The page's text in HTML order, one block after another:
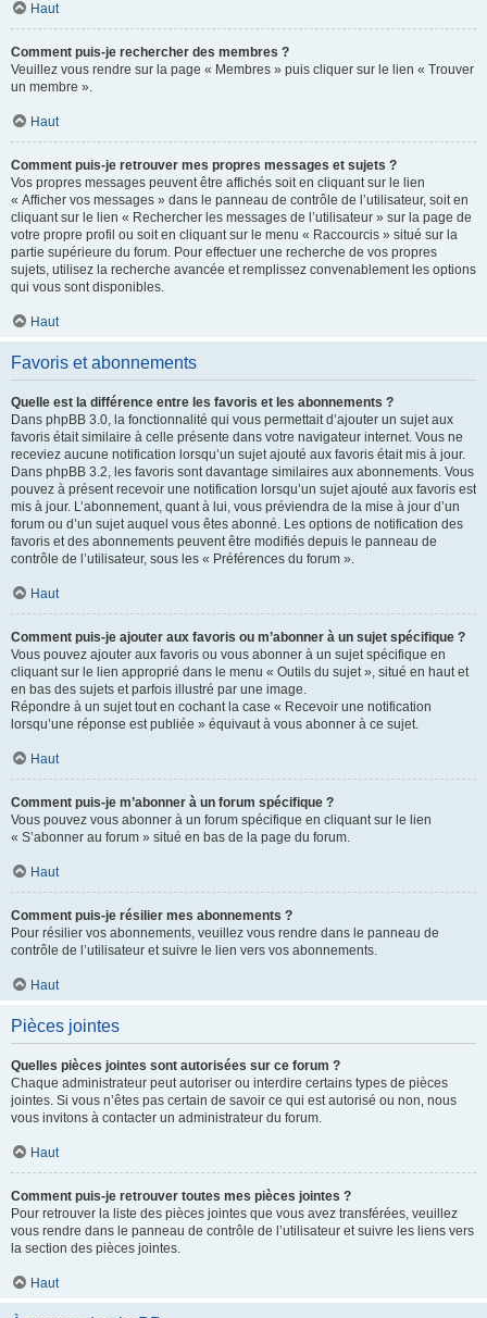
Haut
Comment puis-je rechercher des membres ?
Veuillez vous rendre sur la page « Membres » puis cliquer sur le lien « Trouver
un membre ».
Haut
Comment puis-je retrouver mes propres messages et sujets ?
Vos propres messages peuvent être affichés soit en cliquant sur le lien
« Afficher vos messages » dans le panneau de contrôle de l’utilisateur, soit en
cliquant sur le lien « Rechercher les messages de l’utilisateur » sur la page de
votre propre profil ou soit en cliquant sur le menu « Raccourcis » situé sur la
partie supérieure du forum. Pour effectuer une recherche de vos propres
sujets, utilisez la recherche avancée et remplissez convenablement les options
qui vous sont disponibles.
Haut
Favoris et abonnements
Quelle est la différence entre les favoris et les abonnements ?
Dans phpBB 3.0, la fonctionnalité qui vous permettait d’ajouter un sujet aux
favoris était similaire à celle présente dans votre navigateur internet. Vous ne
receviez aucune notification lorsqu’un sujet ajouté aux favoris était mis à jour.
Dans phpBB 3.2, les favoris sont davantage similaires aux abonnements. Vous
pouvez à présent recevoir une notification lorsqu’un sujet ajouté aux favoris est
mis à jour. L’abonnement, quant à lui, vous préviendra de la mise à jour d’un
forum ou d’un sujet auquel vous êtes abonné. Les options de notification des
favoris et des abonnements peuvent être modifiés depuis le panneau de
contrôle de l’utilisateur, sous les « Préférences du forum ».
Haut
Comment puis-je ajouter aux favoris ou m’abonner à un sujet spécifique ?
Vous pouvez ajouter aux favoris ou vous abonner à un sujet spécifique en
cliquant sur le lien approprié dans le menu « Outils du sujet », situé en haut et
en bas des sujets et parfois illustré par une image.
Répondre à un sujet tout en cochant la case « Recevoir une notification
lorsqu’une réponse est publiée » équivaut à vous abonner à ce sujet.
Haut
Comment puis-je m’abonner à un forum spécifique ?
Vous pouvez vous abonner à un forum spécifique en cliquant sur le lien
« S’abonner au forum » situé en bas de la page du forum.
Haut
Comment puis-je résilier mes abonnements ?
Pour résilier vos abonnements, veuillez vous rendre dans le panneau de
contrôle de l’utilisateur et suivre le lien vers vos abonnements.
Haut
Pièces jointes
Quelles pièces jointes sont autorisées sur ce forum ?
Chaque administrateur peut autoriser ou interdire certains types de pièces
jointes. Si vous n’êtes pas certain de savoir ce qui est autorisé ou non, nous
vous invitons à contacter un administrateur du forum.
Haut
Comment puis-je retrouver toutes mes pièces jointes ?
Pour retrouver la liste des pièces jointes que vous avez transférées, veuillez
vous rendre dans le panneau de contrôle de l’utilisateur et suivre les liens vers
la section des pièces jointes.
Haut